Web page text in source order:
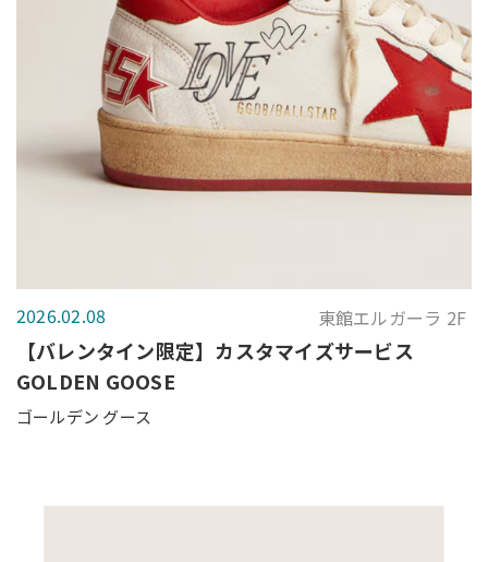
2026.02.08 東館エルガーラ 2F
【バレンタイン限定】カスタマイズサービス
GOLDEN GOOSE
ゴールデン グース